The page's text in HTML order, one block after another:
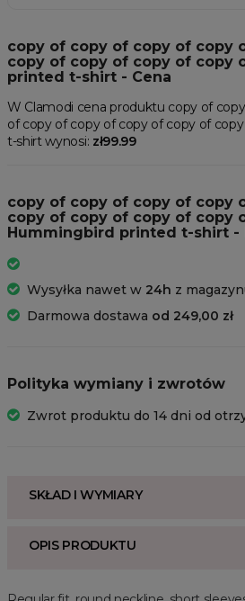
copy of copy of copy of copy
copy of copy of copy of copy
printed t-shirt - Cena
W Clamodi cena produktu copy of
of copy of copy of copy of copy of
t-shirt wynosi: zł99.99
copy of copy of copy of copy
copy of copy of copy of copy
Hummingbird printed t-shirt -
Wysyłka nawet w 24h z
Darmowa dostawa od 249,00 zł
Polityka wymiany i zwrotów
Zwrot produktu do 14 dni od
SKŁAD I WYMIARY
OPIS PRODUKTU